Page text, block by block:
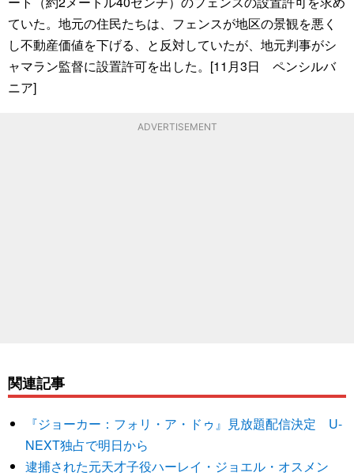
ていた。地元の住民たちは、フェンスが地区の景観を悪く
し不動産価値を下げる、と反対していたが、地元判事がシ
ャマラン監督に設置許可を出した。[11月3日 ペンシルバ
ニア]
ADVERTISEMENT
関連記事
『ジョーカー：フォリ・ア・ドゥ』見放題配信決定 U-
NEXT独占で明日から
逮捕された元天才子役ハーレイ・ジョエル・オスメン